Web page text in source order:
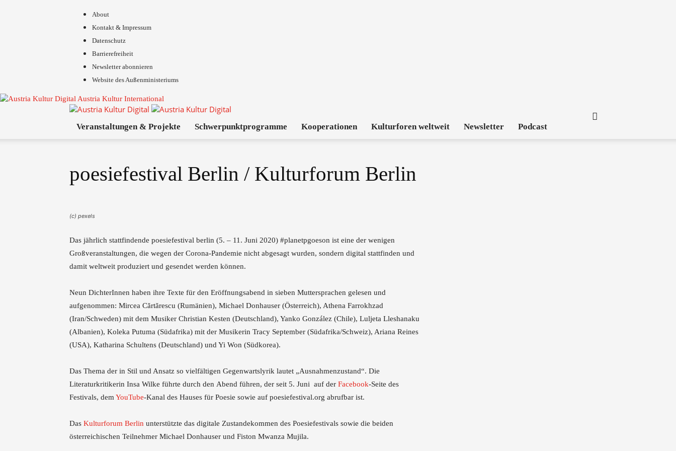
About
Kontakt & Impressum
Datenschutz
Barrierefreiheit
Newsletter abonnieren
Website des Außenministeriums
Austria Kultur International
Veranstaltungen & Projekte Schwerpunktprogramme Kooperationen Kulturforen weltweit Newsletter Podcast
poesiefestival Berlin / Kulturforum Berlin
(c) pexels
Das jährlich stattfindende poesiefestival berlin (5. – 11. Juni 2020) #planetpgoeson ist eine der wenigen
Großveranstaltungen, die wegen der Corona-Pandemie nicht abgesagt wurden, sondern digital stattfinden und
damit weltweit produziert und gesendet werden können.
Neun DichterInnen haben ihre Texte für den Eröffnungsabend in sieben Muttersprachen gelesen und
aufgenommen: Mircea Cărtărescu (Rumänien), Michael Donhauser (Österreich), Athena Farrokhzad
(Iran/Schweden) mit dem Musiker Christian Kesten (Deutschland), Yanko González (Chile), Luljeta Lleshanaku
(Albanien), Koleka Putuma (Südafrika) mit der Musikerin Tracy September (Südafrika/Schweiz), Ariana Reines
(USA), Katharina Schultens (Deutschland) und Yi Won (Südkorea).
Das Thema der in Stil und Ansatz so vielfältigen Gegenwartslyrik lautet „Ausnahmenzustand“. Die
Literaturkritikerin Insa Wilke führte durch den Abend führen, der seit 5. Juni auf der Facebook-Seite des
Festivals, dem YouTube-Kanal des Hauses für Poesie sowie auf poesiefestival.org abrufbar ist.
Das Kulturforum Berlin unterstützte das digitale Zustandekommen des Poesiefestivals sowie die beiden
österreichischen Teilnehmer Michael Donhauser und Fiston Mwanza Mujila.